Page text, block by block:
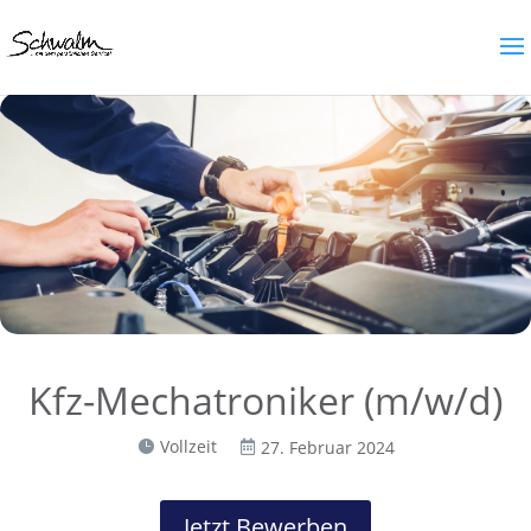
Kfz-Mechatroniker (m/w/d)
 Vollzeit  27. Februar 2024